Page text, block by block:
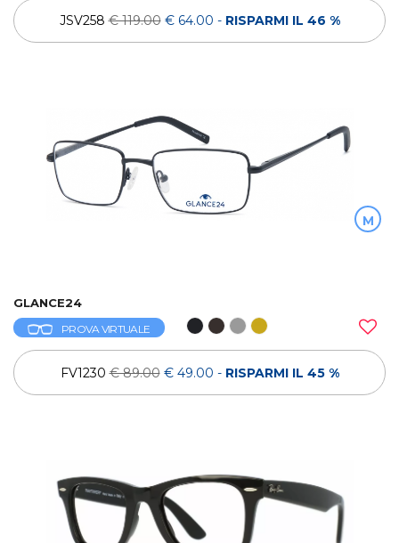
JSV258€ 119.00 € 64.00 - RISPARMI IL 46 %
M
GLANCE24
PROVA VIRTUALE
FV1230€ 89.00 € 49.00 - RISPARMI IL 45 %